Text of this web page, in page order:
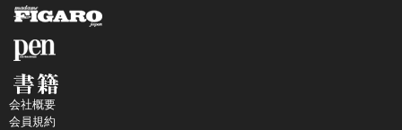
会社概要
会員規約